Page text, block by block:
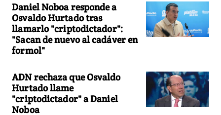
Daniel Noboa responde a
Osvaldo Hurtado tras
llamarlo "criptodictador":
"Sacan de nuevo al cadáver en
formol"
ADN rechaza que Osvaldo
Hurtado llame
"criptodictador" a Daniel
Noboa